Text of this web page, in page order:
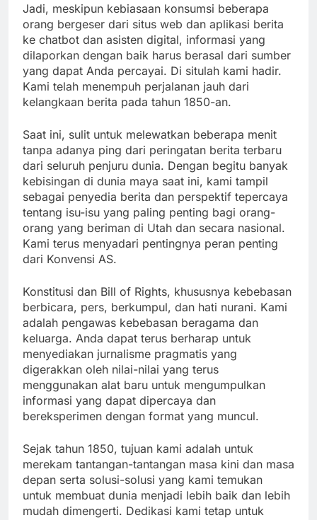
Jadi, meskipun kebiasaan konsumsi beberapa
orang bergeser dari situs web dan aplikasi berita
ke chatbot dan asisten digital, informasi yang
dilaporkan dengan baik harus berasal dari sumber
yang dapat Anda percayai. Di situlah kami hadir.
Kami telah menempuh perjalanan jauh dari
kelangkaan berita pada tahun 1850-an.
Saat ini, sulit untuk melewatkan beberapa menit
tanpa adanya ping dari peringatan berita terbaru
dari seluruh penjuru dunia. Dengan begitu banyak
kebisingan di dunia maya saat ini, kami tampil
sebagai penyedia berita dan perspektif tepercaya
tentang isu-isu yang paling penting bagi orang-
orang yang beriman di Utah dan secara nasional.
Kami terus menyadari pentingnya peran penting
dari Konvensi AS.
Konstitusi dan Bill of Rights, khususnya kebebasan
berbicara, pers, berkumpul, dan hati nurani. Kami
adalah pengawas kebebasan beragama dan
keluarga. Anda dapat terus berharap untuk
menyediakan jurnalisme pragmatis yang
digerakkan oleh nilai-nilai yang terus
menggunakan alat baru untuk mengumpulkan
informasi yang dapat dipercaya dan
bereksperimen dengan format yang muncul.
Sejak tahun 1850, tujuan kami adalah untuk
merekam tantangan-tantangan masa kini dan masa
depan serta solusi-solusi yang kami temukan
untuk membuat dunia menjadi lebih baik dan lebih
mudah dimengerti. Dedikasi kami tetap untuk